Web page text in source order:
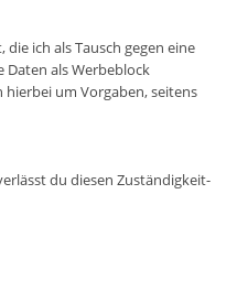
ich als Tausch gegen eine
Daten als Werbeblock
hierbei um Vorgaben, seitens
du diesen Zuständigkeit-